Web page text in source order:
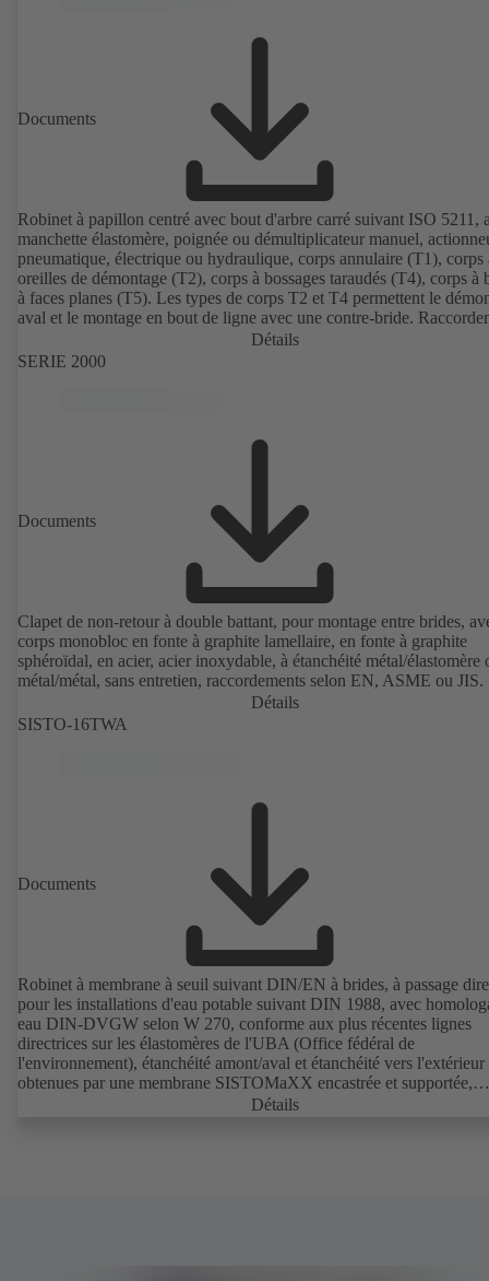
Documents
Robinet à papillon centré avec bout d'arbre carré suivant ISO 5211,
manchette élastomère, poignée ou démultiplicateur manuel,
pneumatique, électrique ou hydraulique, corps annulaire (T1), corps
oreilles de démontage (T2), corps à bossages taraudés (T4), corps à
à faces planes (T5). Les types de corps T2 et T4 permettent le
aval et le montage en bout de ligne avec une contre-bride.
Détails
SERIE 2000
Documents
Clapet de non-retour à double battant, pour montage entre brides,
corps monobloc en fonte à graphite lamellaire, en fonte à graphite
sphéroïdal, en acier, acier inoxydable, à étanchéité métal/élastomère
métal/métal, sans entretien, raccordements selon EN, ASME ou JIS.
Détails
SISTO-16TWA
Documents
Robinet à membrane à seuil suivant DIN/EN à brides, à passage
pour les installations d'eau potable suivant DIN 1988, avec
eau DIN-DVGW selon W 270, conforme aux plus récentes lignes
directrices sur les élastomères de l'UBA (Office fédéral de
l'environnement), étanchéité amont/aval et étanchéité vers l'extérieur
obtenues par une membrane SISTOMaXX encastrée et supportée,
indicateur de position avec protection de la tige intégrée, toutes les
Détails